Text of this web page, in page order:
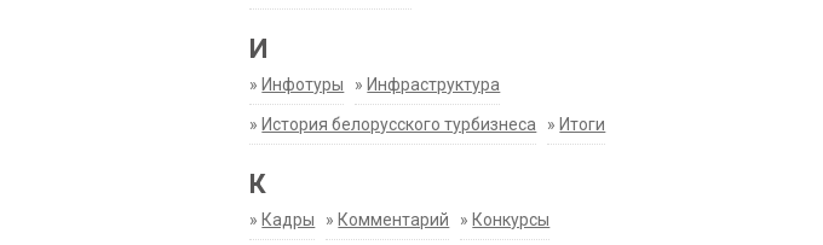
И
» Инфотуры » Инфраструктура
» История белорусского турбизнеса » Итоги
К
» Кадры » Комментарий » Конкурсы